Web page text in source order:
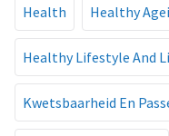
Health Healthy
Healthy Lifestyle And
Kwetsbaarheid En